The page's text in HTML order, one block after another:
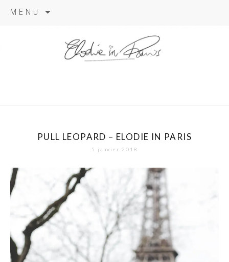
MENU
PULL LEOPARD – ELODIE IN PARIS
5 janvier 2018